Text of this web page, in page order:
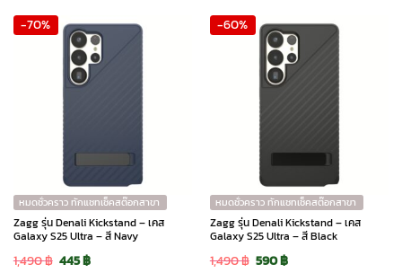
1,090 ฿.490 ฿.
1,090 ฿.325 ฿.
-70%
หมดชั่วคราว ทักแชทเช็คสต๊อกสาขา
Zagg รุ่น Denali Kickstand – เคส
Galaxy S25 Ultra – สี Navy
1,490฿ Original
445฿Current
-60%
หมดชั่วคราว ทักแชทเช็คสต๊อกสาขา
Zagg รุ่น Denali Kickstand – เคส
Galaxy S25 Ultra – สี Black
1,490฿ Original
590฿Current